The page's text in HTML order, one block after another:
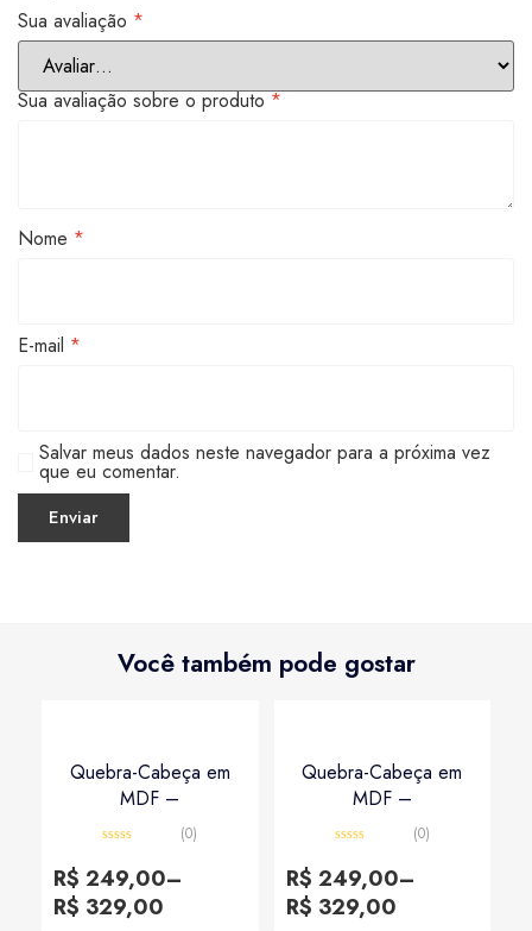
Sua avaliação *
Sua avaliação sobre o produto*
Nome *
E-mail *
Salvar meus dados neste navegador para a próxima vez
que eu comentar.
Você também pode gostar
Quebra-Cabeça em
MDF –
0
de
5
(0)
R$ 249,00–
R$ 329,00
Quebra-Cabeça em
MDF –
0
de
5
(0)
R$ 249,00–
R$ 329,00